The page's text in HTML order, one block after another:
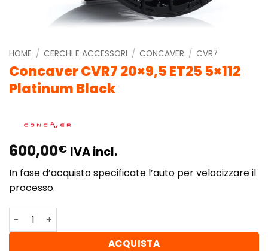
HOME / CERCHI E ACCESSORI / CONCAVER / CVR7
Concaver CVR7 20×9,5 ET25 5×112
Platinum Black
600,00€ IVA incl.
In fase d’acquisto specificate l’auto per velocizzare il
processo.
Concaver CVR7 20x9,5 ET25 5x112 Platinum Black
ACQUISTA